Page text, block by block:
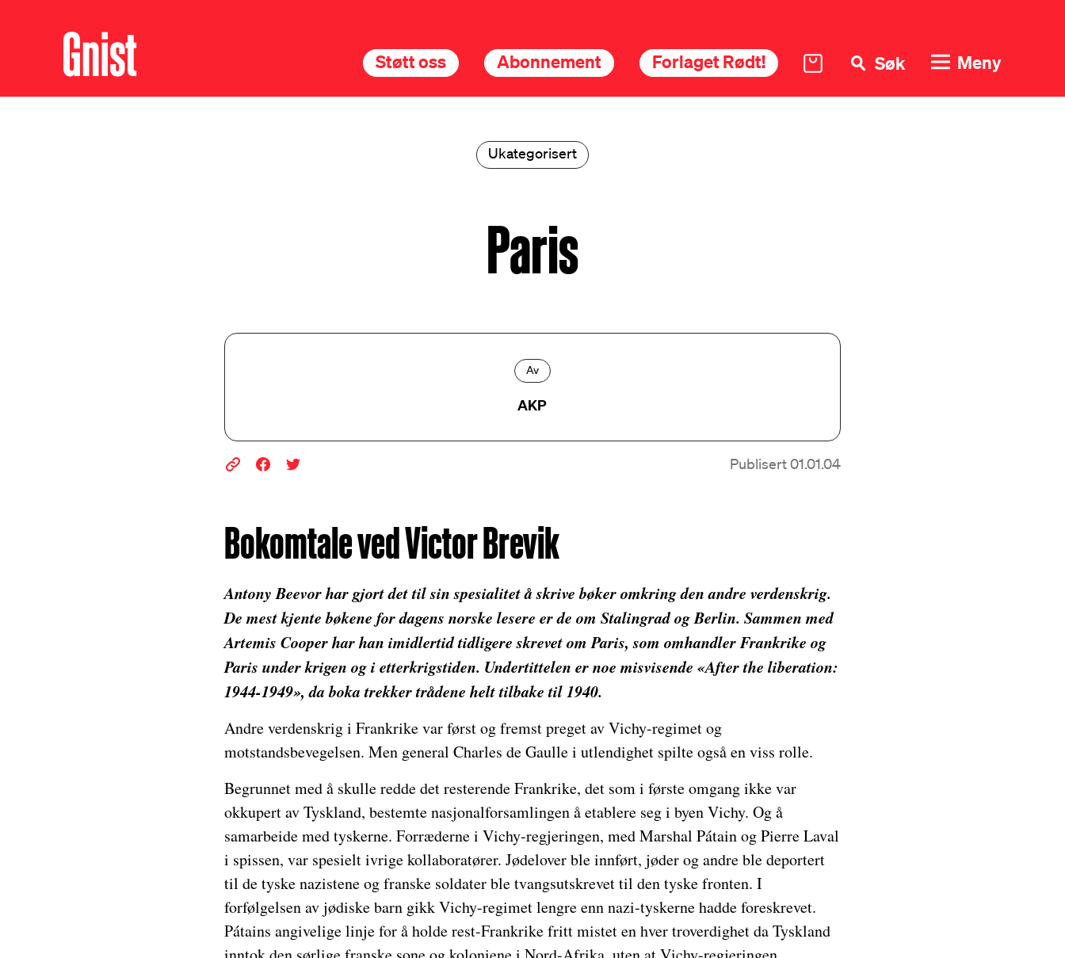
Støtt oss Abonnement Forlaget Rødt! Søk Meny
Ukategorisert
Paris
Av
AKP
Publisert 01.01.04
Bokomtale ved Victor Brevik
Antony Beevor har gjort det til sin spesialitet å skrive bøker omkring den andre verdenskrig.
De mest kjente bøkene for dagens norske lesere er de om Stalingrad og Berlin. Sammen med
Artemis Cooper har han imidlertid tidligere skrevet om Paris, som omhandler Frankrike og
Paris under krigen og i etterkrigstiden. Undertittelen er noe misvisende «After the liberation:
1944-1949», da boka trekker trådene helt tilbake til 1940.
Andre verdenskrig i Frankrike var først og fremst preget av Vichy-regimet og
motstandsbevegelsen. Men general Charles de Gaulle i utlendighet spilte også en viss rolle.
Begrunnet med å skulle redde det resterende Frankrike, det som i første omgang ikke var
okkupert av Tyskland, bestemte nasjonalforsamlingen å etablere seg i byen Vichy. Og å
samarbeide med tyskerne. Forræderne i Vichy-regjeringen, med Marshal Pátain og Pierre Laval
i spissen, var spesielt ivrige kollaboratører. Jødelover ble innført, jøder og andre ble deportert
til de tyske nazistene og franske soldater ble tvangsutskrevet til den tyske fronten. I
forfølgelsen av jødiske barn gikk Vichy-regimet lengre enn nazi-tyskerne hadde foreskrevet.
Pátains angivelige linje for å holde rest-Frankrike fritt mistet en hver troverdighet da Tyskland